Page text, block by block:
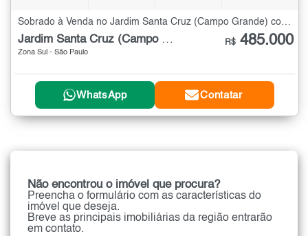
Sobrado à Venda no Jardim Santa Cruz (Campo Grande) com 2 quartos - 64 m²
Jardim Santa Cruz (Campo Grande)
Zona Sul - São Paulo
R$ 485.000
WhatsApp Contatar
Não encontrou o imóvel que procura?
Preencha o formulário com as características do
imóvel que deseja.
Breve as principais imobiliárias da região entrarão
em contato.